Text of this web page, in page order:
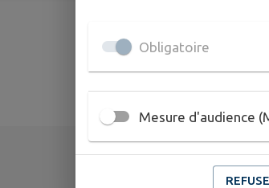
Obligatoire
Mesure d'audience